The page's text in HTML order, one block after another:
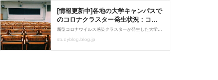
[情報更新中]各地の大学キャンパスで
のコロナクラスター発生状況 : コロ
ナ共生時代の新しい大学進学を考え
る
新型コロナウイルス感染クラスターが発生した大学と大学の対応について時系列でまとめています。
studyblog.blog.jp